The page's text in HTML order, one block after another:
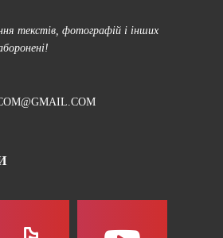
текстів, фотографій і інших